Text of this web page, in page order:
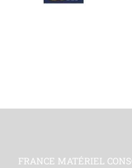
FRANCE MATÉRIEL